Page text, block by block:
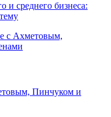
и среднего бизнеса:
Пинчуком и